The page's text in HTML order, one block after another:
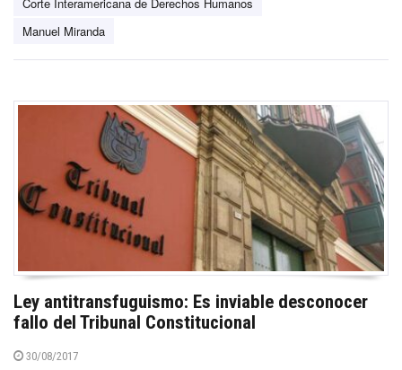
Manuel Miranda
Ley antitransfuguismo: Es inviable desconocer
fallo del Tribunal Constitucional
30/08/2017